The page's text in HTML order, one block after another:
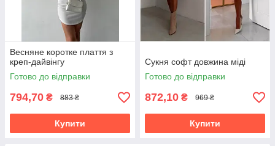
Весняне коротке плаття з
креп-дайвінгу
Готово до відправки
794,70 ₴ 883 ₴
Купити
Сукня софт довжина міді
Готово до відправки
872,10 ₴ 969 ₴
Купити